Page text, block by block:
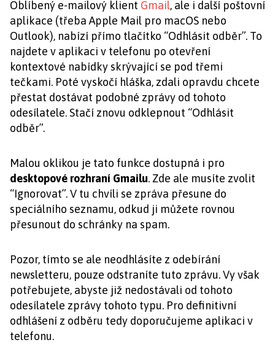
Oblíbený e-mailový klient Gmail, ale i další poštovní
aplikace (třeba Apple Mail pro macOS nebo
Outlook), nabízí přímo tlačítko “Odhlásit odběr”. To
najdete v aplikaci v telefonu po otevření
kontextové nabídky skrývající se pod třemi
tečkami. Poté vyskočí hláška, zdali opravdu chcete
přestat dostávat podobné zprávy od tohoto
odesílatele. Stačí znovu odklepnout “Odhlásit
odběr”.
Malou oklikou je tato funkce dostupná i pro
desktopové rozhraní Gmailu. Zde ale musíte zvolit
“Ignorovat”. V tu chvíli se zpráva přesune do
speciálního seznamu, odkud ji můžete rovnou
přesunout do schránky na spam.
Pozor, tímto se ale neodhlásíte z odebírání
newsletteru, pouze odstraníte tuto zprávu. Vy však
potřebujete, abyste již nedostávali od tohoto
odesílatele zprávy tohoto typu. Pro definitivní
odhlášení z odběru tedy doporučujeme aplikaci v
telefonu.